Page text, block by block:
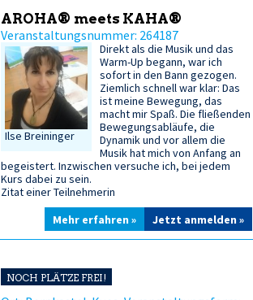
AROHA® meets KAHA®
Veranstaltungsnummer: 264187
Ilse Breininger
Direkt als die Musik und das
Warm-Up begann, war ich
sofort in den Bann gezogen.
Ziemlich schnell war klar: Das
ist meine Bewegung, das
macht mir Spaß. Die fließenden
Bewegungsabläufe, die
Dynamik und vor allem die
Musik hat mich von Anfang an
begeistert. Inzwischen versuche ich, bei jedem
Kurs dabei zu sein.
Zitat einer Teilnehmerin
Jetzt anmelden »
Mehr erfahren »
NOCH PLÄTZE FREI!